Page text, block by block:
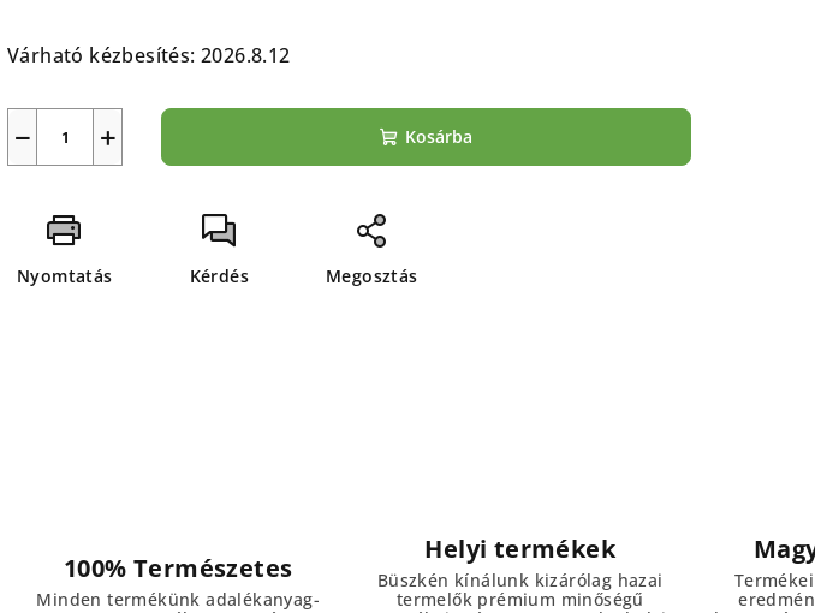
Várható kézbesítés: 2026.8.12
+
− Kosárba
Nyomtatás Kérdés Megosztás
100% Természetes
Minden termékünk adalékanyag-
Helyi termékek
Büszkén kínálunk kizárólag hazai
termelők prémium minőségű